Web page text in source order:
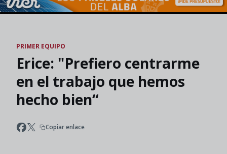
Skip to main content
PRIMER EQUIPO
Erice: "Prefiero centrarme
en el trabajo que hemos
hecho bien“
Copiar enlace